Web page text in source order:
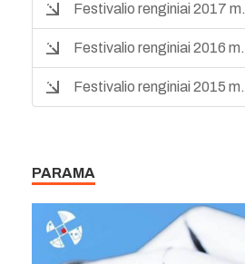
Festivalio renginiai 2017 m.
Festivalio renginiai 2016 m.
Festivalio renginiai 2015 m.
PARAMA